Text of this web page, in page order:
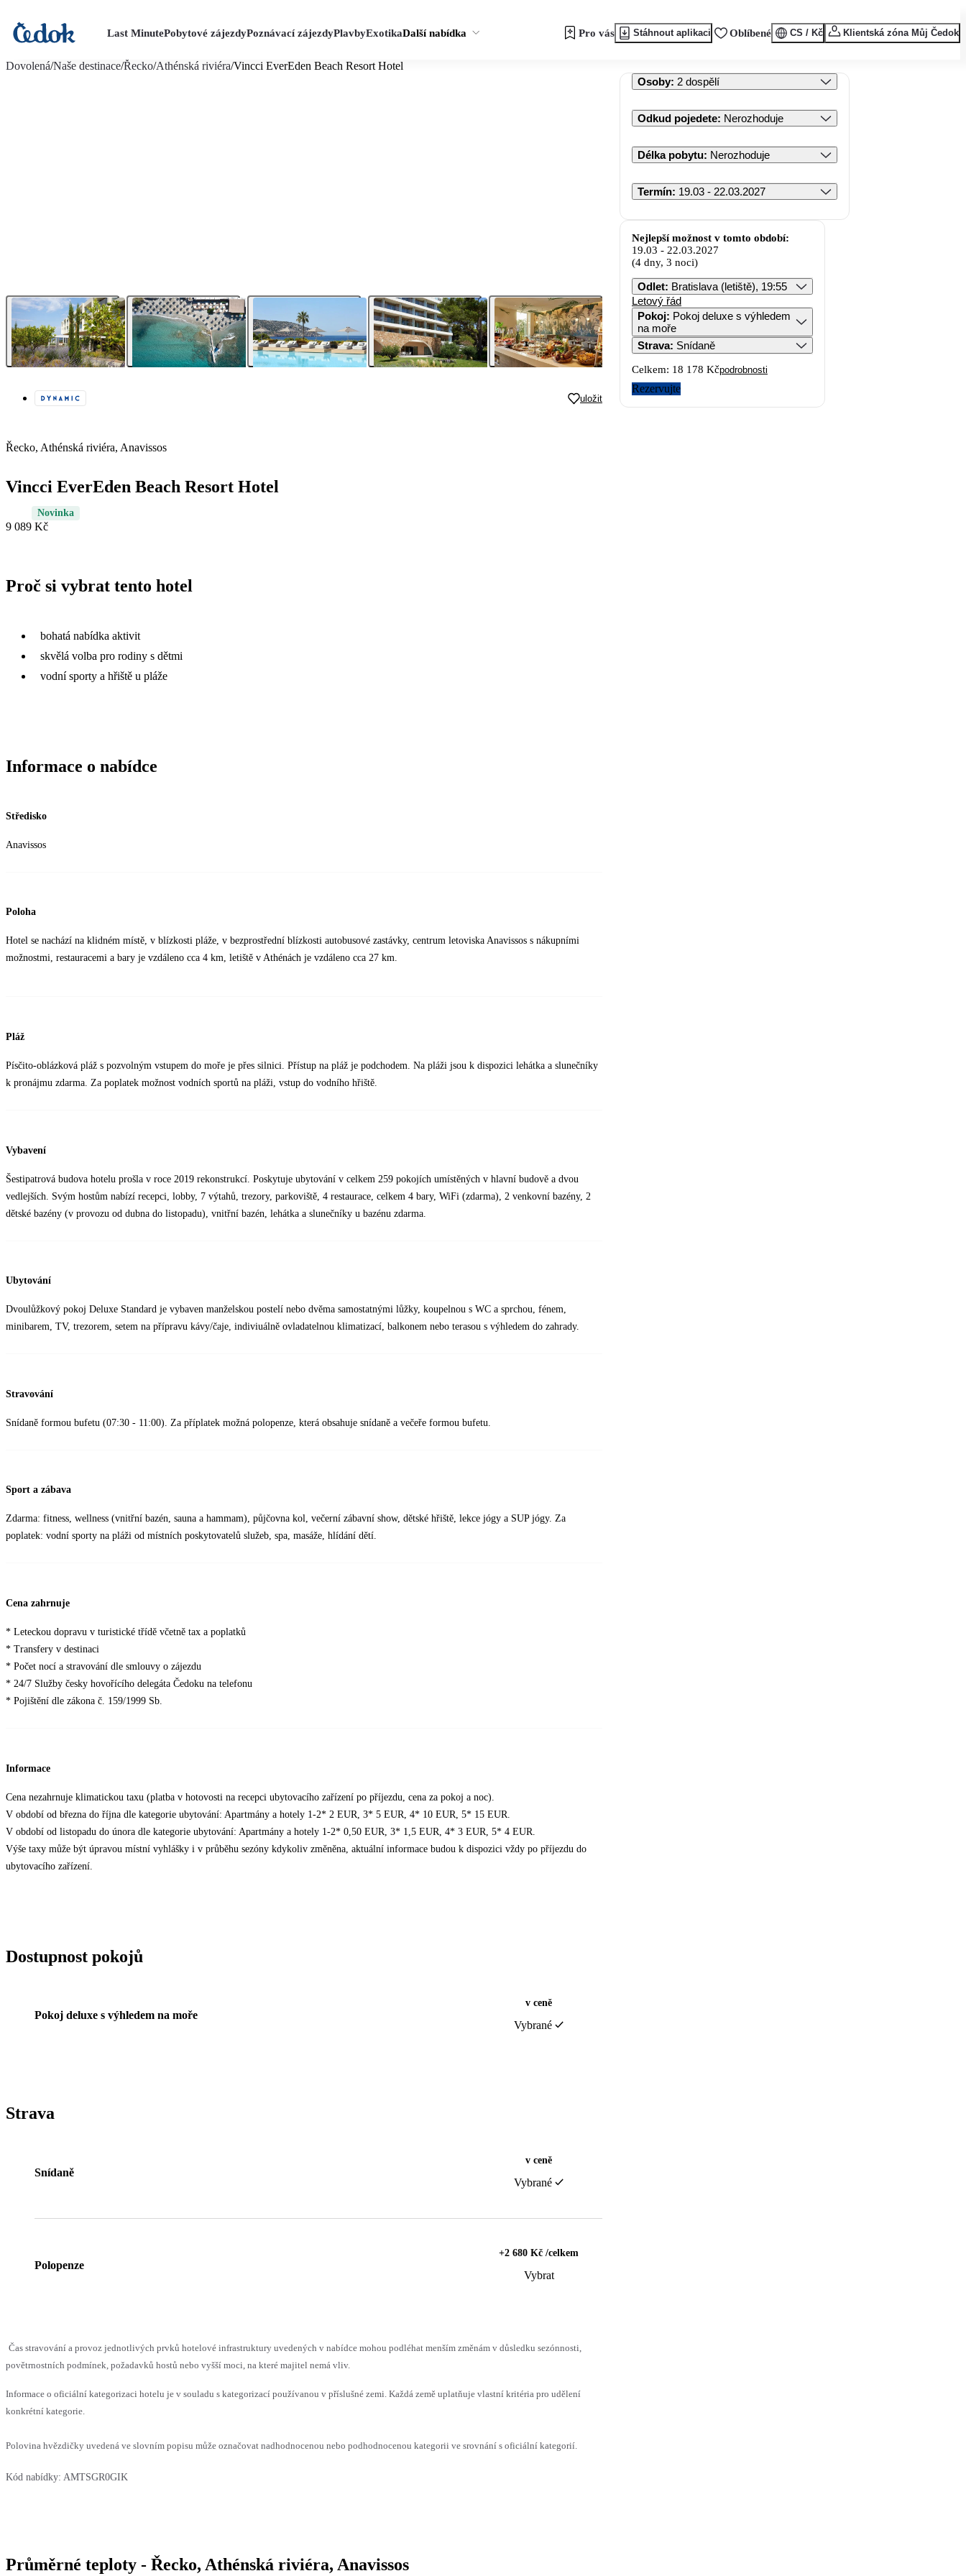
Last MinutePobytové zájezdyPoznávací zájezdyPlavbyExotikaDalší nabídka Pro vás Stáhnout aplikaci Oblíbené CS / Kč Klientská zóna Můj Čedok
Dovolená/Naše destinace/Řecko/Athénská riviéra/Vincci EverEden Beach Resort Hotel
uložit
Řecko, Athénská riviéra, Anavissos
Vincci EverEden Beach Resort Hotel
Novinka
9 089 Kč
Proč si vybrat tento hotel
bohatá nabídka aktivit
skvělá volba pro rodiny s dětmi
vodní sporty a hřiště u pláže
Informace o nabídce
Středisko
Anavissos
Poloha
Hotel se nachází na klidném místě, v blízkosti pláže, v bezprostřední blízkosti autobusové zastávky, centrum letoviska Anavissos s nákupními
možnostmi, restauracemi a bary je vzdáleno cca 4 km, letiště v Athénách je vzdáleno cca 27 km.
Pláž
Písčito-oblázková pláž s pozvolným vstupem do moře je přes silnici. Přístup na pláž je podchodem. Na pláži jsou k dispozici lehátka a slunečníky
k pronájmu zdarma. Za poplatek možnost vodních sportů na pláži, vstup do vodního hřiště.
Vybavení
Šestipatrová budova hotelu prošla v roce 2019 rekonstrukcí. Poskytuje ubytování v celkem 259 pokojích umístěných v hlavní budově a dvou
vedlejších. Svým hostům nabízí recepci, lobby, 7 výtahů, trezory, parkoviště, 4 restaurace, celkem 4 bary, WiFi (zdarma), 2 venkovní bazény, 2
dětské bazény (v provozu od dubna do listopadu), vnitřní bazén, lehátka a slunečníky u bazénu zdarma.
Ubytování
Dvoulůžkový pokoj Deluxe Standard je vybaven manželskou postelí nebo dvěma samostatnými lůžky, koupelnou s WC a sprchou, fénem,
minibarem, TV, trezorem, setem na přípravu kávy/čaje, indiviuálně ovladatelnou klimatizací, balkonem nebo terasou s výhledem do zahrady.
Stravování
Snídaně formou bufetu (07:30 - 11:00). Za příplatek možná polopenze, která obsahuje snídaně a večeře formou bufetu.
Sport a zábava
Zdarma: fitness, wellness (vnitřní bazén, sauna a hammam), půjčovna kol, večerní zábavní show, dětské hřiště, lekce jógy a SUP jógy. Za
poplatek: vodní sporty na pláži od místních poskytovatelů služeb, spa, masáže, hlídání dětí.
Cena zahrnuje
* Leteckou dopravu v turistické třídě včetně tax a poplatků
* Transfery v destinaci
* Počet nocí a stravování dle smlouvy o zájezdu
* 24/7 Služby česky hovořícího delegáta Čedoku na telefonu
* Pojištění dle zákona č. 159/1999 Sb.
Informace
Cena nezahrnuje klimatickou taxu (platba v hotovosti na recepci ubytovacího zařízení po příjezdu, cena za pokoj a noc).
V období od března do října dle kategorie ubytování: Apartmány a hotely 1-2* 2 EUR, 3* 5 EUR, 4* 10 EUR, 5* 15 EUR.
V období od listopadu do února dle kategorie ubytování: Apartmány a hotely 1-2* 0,50 EUR, 3* 1,5 EUR, 4* 3 EUR, 5* 4 EUR.
Výše taxy může být úpravou místní vyhlášky i v průběhu sezóny kdykoliv změněna, aktuální informace budou k dispozici vždy po příjezdu do
ubytovacího zařízení.
Dostupnost pokojů
Pokoj deluxe s výhledem na moře
v ceně
Vybrané
Strava
Snídaně
v ceně
Vybrané
Polopenze
+2 680 Kč /celkem
Vybrat
Čas stravování a provoz jednotlivých prvků hotelové infrastruktury uvedených v nabídce mohou podléhat menším změnám v důsledku sezónnosti,
povětrnostních podmínek, požadavků hostů nebo vyšší moci, na které majitel nemá vliv.
Informace o oficiální kategorizaci hotelu je v souladu s kategorizací používanou v příslušné zemi. Každá země uplatňuje vlastní kritéria pro udělení
konkrétní kategorie.
Polovina hvězdičky uvedená ve slovním popisu může označovat nadhodnocenou nebo podhodnocenou kategorii ve srovnání s oficiální kategorií.
Kód nabídky: AMTSGR0GIK
Osoby: 2 dospělí
Odkud pojedete: Nerozhoduje
Délka pobytu: Nerozhoduje
Termín: 19.03 - 22.03.2027
Nejlepší možnost v tomto období:
19.03 - 22.03.2027
(4 dny, 3 noci)
Odlet: Bratislava (letiště), 19:55
Letový řád
Pokoj: Pokoj deluxe s výhledem
na moře
Strava: Snídaně
Celkem: 18 178 Kčpodrobnosti
Rezervujte
Průměrné teploty - Řecko, Athénská riviéra, Anavissos